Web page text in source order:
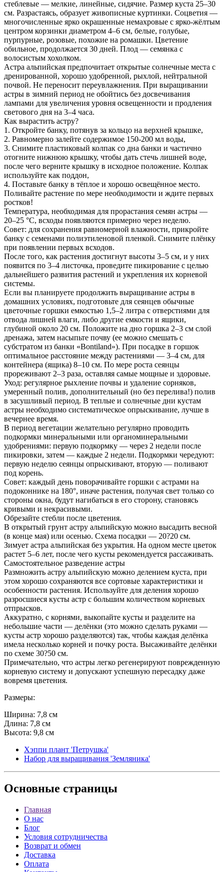
стеблевые — мелкие, линейные, сидячие. Размер куста 25–30
см. Разрастаясь, образует живописные куртинки. Соцветия —
многочисленные ярко окрашенные немахровые с ярко-жёлтым
центром корзинки диаметром 4–6 см, белые, голубые,
пурпурные, розовые, похожие на ромашки. Цветение
обильное, продолжается 30 дней. Плод — семянка с
волосистым хохолком.
Астра альпийская предпочитает открытые солнечные места с
дренированной, хорошо удобренной, рыхлой, нейтральной
почвой. Не переносит переувлажнения. При выращивании
астры в зимний период не обойтись без досвечивания
лампами для увеличения уровня освещенности и продления
светового дня на 3–4 часа.
Как вырастить астру?
1. Откройте банку, потянув за кольцо на верхней крышке,
2. Равномерно залейте содержимое 150-200 мл воды,
3. Снимите пластиковый колпак со дна банки и частично
отогните нижнюю крышку, чтобы дать стечь лишней воде,
после чего верните крышку в исходное положение. Колпак
используйте как поддон,
4. Поставьте банку в тёплое и хорошо освещённое место.
Поливайте растение по мере необходимости и ждите первых
ростков!
Температура, необходимая для прорастания семян астры —
20–25 °C, всходы появляются примерно через неделю.
Совет: для сохранения равномерной влажности, прикройте
банку с семенами полиэтиленовой пленкой. Снимите плёнку
при появлении первых всходов.
После того, как растения достигнут высоты 3–5 см, и у них
появится по 3–4 листочка, проведите пикирование с целью
дальнейшего развития растений и укрепления их корневой
системы.
Если вы планируете продолжить выращивание астры в
домашних условиях, подготовьте для сеянцев обычные
цветочные горшки емкостью 1,5–2 литра с отверстиями для
отвода лишней влаги, либо другие емкости и ящики,
глубиной около 20 см. Положите на дно горшка 2–3 см слой
дренажа, затем насыпьте почву (ее можно смешать с
субстратом из банки «Bontiland»). При посадке в горшок
оптимальное расстояние между растениями — 3–4 см, для
контейнера (ящика) 8–10 см. По мере роста сеянцы
прореживают 2–3 раза, оставляя самые мощные и здоровые.
Уход: регулярное рыхление почвы и удаление сорняков,
умеренный полив, дополнительный (но без перелива!) полив
в засушливый период. В теплые и солнечные дни кустам
астры необходимо систематическое опрыскивание, лучше в
вечернее время.
В период вегетации желательно регулярно проводить
подкормки минеральными или органоминеральными
удобрениями: первую подкормку — через 2 недели после
пикировки, затем — каждые 2 недели. Подкормки чередуют:
первую неделю сеянцы опрыскивают, вторую — поливают
под корень.
Совет: каждый день поворачивайте горшки с астрами на
подоконнике на 180°, иначе растения, получая свет только со
стороны окна, будут нагибаться в его сторону, становясь
кривыми и некрасивыми.
Обрезайте стебли после цветения.
В открытый грунт астру альпийскую можно высадить весной
(в конце мая) или осенью. Схема посадки — 20?20 см.
Зимует астра альпийская без укрытия. На одном месте цветок
растет 5–6 лет, после чего кусты рекомендуется рассаживать.
Самостоятельное разведение астры
Размножить астру альпийскую можно делением куста, при
этом хорошо сохраняются все сортовые характеристики и
особенности растения. Используйте для деления хорошо
разросшиеся кусты астр с большим количеством корневых
отпрысков.
Аккуратно, с корнями, выкопайте кусты и разделите на
небольшие части — делёнки (это можно сделать руками —
кусты астр хорошо разделяются) так, чтобы каждая делёнка
имела несколько корней и почку роста. Высаживайте делёнки
по схеме 30?50 см.
Примечательно, что астры легко регенерируют поврежденную
корневую систему и допускают успешную пересадку даже
вовремя цветения.
Размеры:
Ширина: 7,8 см
Длина: 7,8 см
Высота: 9,8 см
Хэппи плант 'Петрушка'
Набор для выращивания 'Земляника'
Основные страницы
Главная
О нас
Блог
Условия сотрудничества
Возврат и обмен
Доставка
Оплата